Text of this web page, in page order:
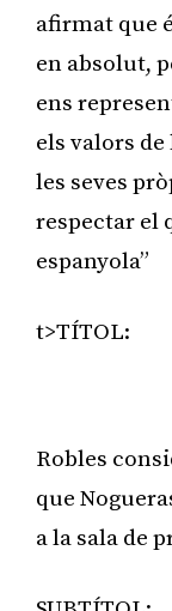
afirmat que
en absolut,
ens
els valors
les seves
respectar el
espanyola”
t>TÍTOL:
Robles
que
a la sala de